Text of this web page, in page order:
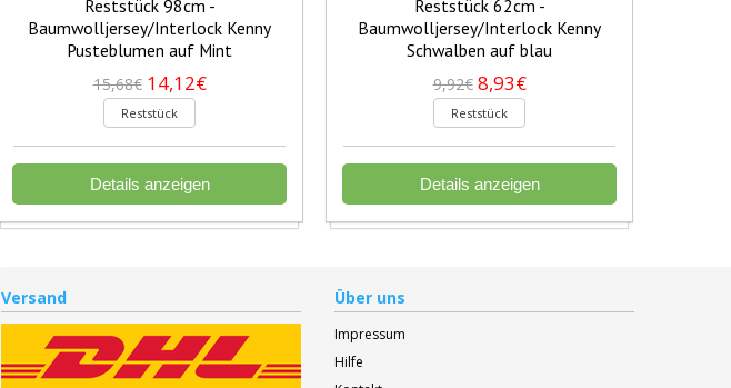
Reststück 98cm -
Baumwolljersey/Interlock Kenny
Pusteblumen auf Mint
15,68€ 14,12€
Reststück
Details anzeigen
Reststück 62cm -
Baumwolljersey/Interlock Kenny
Schwalben auf blau
9,92€ 8,93€
Reststück
Details anzeigen
Versand Über uns
Impressum
Hilfe